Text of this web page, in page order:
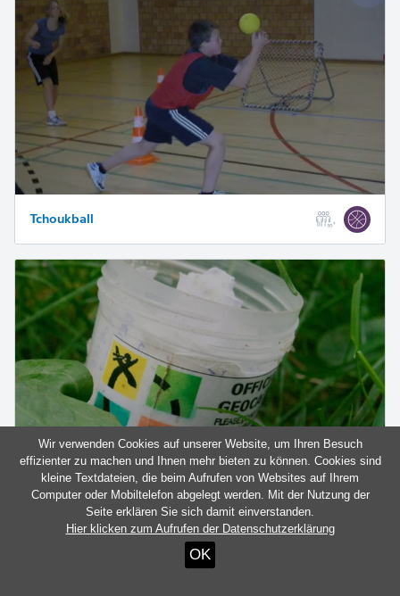
Tchoukball
Wir verwenden Cookies auf unserer Website, um Ihren Besuch
effizienter zu machen und Ihnen mehr bieten zu können. Cookies sind
kleine Textdateien, die beim Aufrufen von Websites auf Ihrem
Computer oder Mobiltelefon abgelegt werden. Mit der Nutzung der
Seite erklären Sie sich damit einverstanden.
Hier klicken zum Aufrufen der Datenschutzerklärung
OK